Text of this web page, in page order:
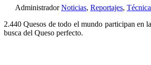
Administrador Noticias, Reportajes,
2.440 Quesos de todo el mundo participan en
busca del Queso perfecto.